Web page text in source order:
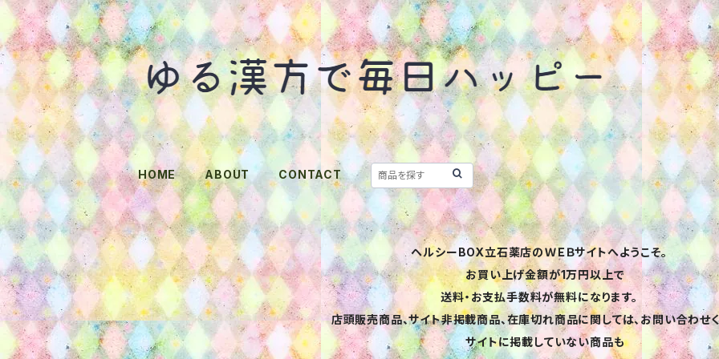
HOME ABOUT CONTACT
ヘルシーBOX立石薬店のＷＥＢサイトへようこそ。
お買い上げ金額が1万円以上で
送料・お支払手数料が無料になります。
店頭販売商品、サイト非掲載商品、在庫切れ商品に関しては、お問い合わせく
サイトに掲載していない商品も